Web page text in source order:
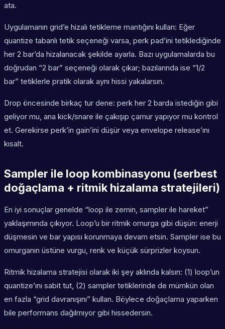
ata.
Uygulamanın grid’e hizalı tetikleme mantığını kullan: Eğer
quantize tabanlı tetik seçeneği varsa, perk pad’ini tetiklediğinde
her 2 bar’da hizalanacak şekilde ayarla. Bazı uygulamalarda bu
doğrudan “2 bar” seçeneği olarak çıkar; bazılarında ise “1/2
bar” tetiklerle pratik olarak aynı hissi yakalarsın.
Drop öncesinde birkaç tur dene: perk her 2 barda istediğin gibi
geliyor mu, ana kick/snare ile çakışıp çamur yapıyor mu kontrol
et. Gerekirse perk’in gain’ini düşür veya envelope release’ını
kısalt.
Sampler ile loop kombinasyonu (serbest
doğaçlama + ritmik hizalama stratejileri)
En iyi sonuçlar genelde “loop ile zemin, sampler ile hareket”
yaklaşımında çıkıyor. Loop’u bir ritmik omurga gibi düşün: enerji
düşmesin ve bar yapısı korunmaya devam etsin. Sampler ise bu
omurganın üstüne vurgu, renk ve küçük sürprizler koysun.
Ritmik hizalama stratejisi olarak iki şey aklında kalsın: (1) loop’un
quantize’ını sabit tut, (2) sampler tetiklerinde de mümkün olan
en fazla “grid davranışını” kullan. Böylece doğaçlama yaparken
bile performans dağılmıyor gibi hissedersin.